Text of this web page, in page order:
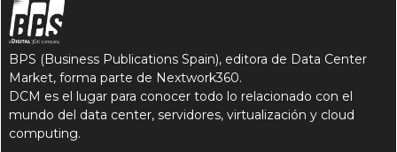
BPS (Business Publications Spain), editora de Data Center
Market, forma parte de Nextwork360.
DCM es el lugar para conocer todo lo relacionado con el
mundo del data center, servidores, virtualización y cloud
computing.